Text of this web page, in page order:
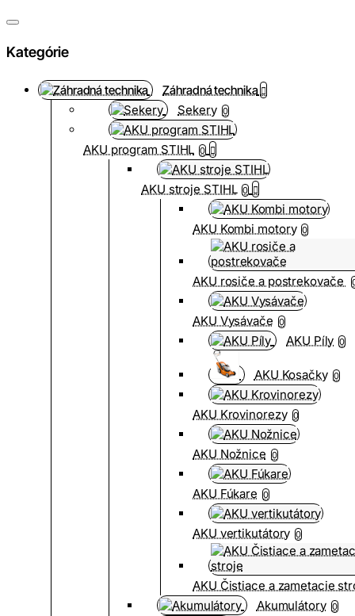
Kategórie
Záhradná technika
Sekery 0
AKU program STIHL 0
AKU stroje STIHL 0
AKU Kombi motory 0
AKU rosiče a postrekovače
AKU Vysávače 0
AKU Píly 0
AKU Kosačky 0
AKU Krovinorezy 0
AKU Nožnice 0
AKU Fúkare 0
AKU vertikutátory 0
AKU Čistiace a zametacie
Akumulátory 0